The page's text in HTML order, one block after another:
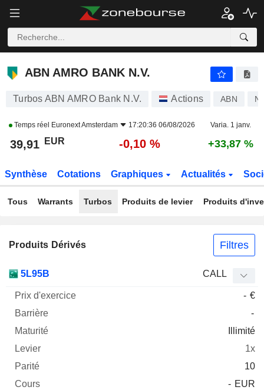
ABN AMRO BANK N.V.
ABN AMRO BANK N.V.
Turbos ABN AMRO Bank N.V. Actions ABN
Temps réel Euronext Amsterdam 17:20:36 06/08/2026 Varia. 1 janv.
39,91 EUR -0,10 % +33,87 %
Synthèse Cotations Graphiques Actualités
Tous Warrants Turbos Produits de levier Produits
Produits Dérivés Filtres
Mnemo Type
5L95B CALL
- €
-
Illimité
1x
10
- EUR